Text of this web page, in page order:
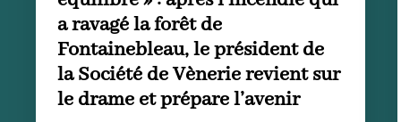
chasse
Assister à une chasse à courre
a ravagé la forêt de
Fontainebleau, le président de
la Société de Vènerie revient sur
le drame et prépare l’avenir